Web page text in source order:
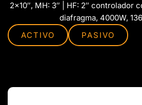
2×10″, MH: 3″ | HF: 2″ controlador
diafragma, 4000W,
ACTIVO
PASIVO